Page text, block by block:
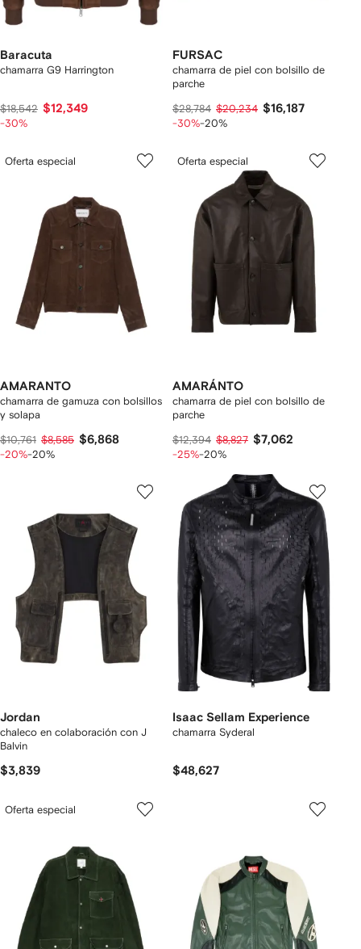
Baracuta
chamarra G9 Harrington
$18,542 $12,349
-30%
FURSAC
chamarra de piel con bolsillo de
parche
$28,784 $20,234 $16,187
-30%-20%
Oferta especial
AMARANTO
chamarra de gamuza con bolsillos
y solapa
$10,761 $8,585 $6,868
-20%-20%
Oferta especial
AMARÁNTO
chamarra de piel con bolsillo de
parche
$12,394 $8,827 $7,062
-25%-20%
Jordan
chaleco en colaboración con J
Balvin
$3,839
Isaac Sellam Experience
chamarra Syderal
$48,627
Oferta especial